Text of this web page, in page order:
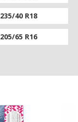
235/40 R18
205/65 R16